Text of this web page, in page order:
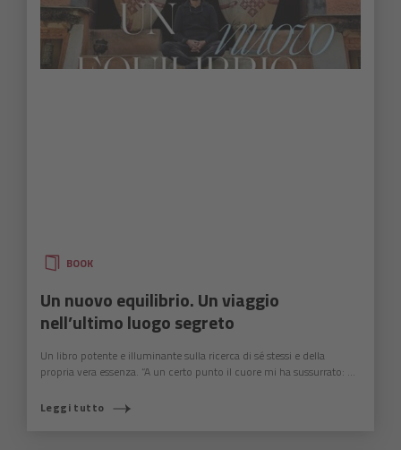
BOOK
Un nuovo equilibrio. Un viaggio
nell’ultimo luogo segreto
Un libro potente e illuminante sulla ricerca di sé stessi e della
propria vera essenza. “A un certo punto il cuore mi ha sussurrato: ...
Leggi tutto